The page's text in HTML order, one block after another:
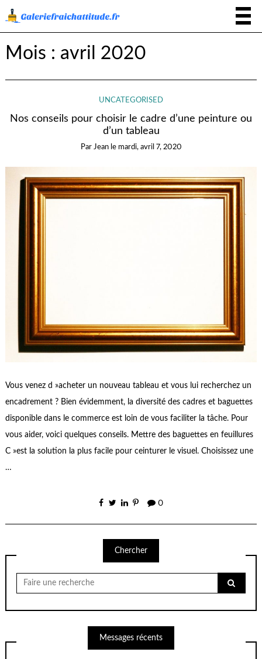
Mois : avril 2020
UNCATEGORISED
Nos conseils pour choisir le cadre d’une peinture ou
d’un tableau
Par Jean le mardi, avril 7, 2020
Vous venez d »acheter un nouveau tableau et vous lui recherchez un
encadrement ? Bien évidemment, la diversité des cadres et baguettes
disponible dans le commerce est loin de vous faciliter la tâche. Pour
vous aider, voici quelques conseils. Mettre des baguettes en feuillures
C »est la solution la plus facile pour ceinturer le visuel. Choisissez une
…
0
Chercher
pour:
Messages récents